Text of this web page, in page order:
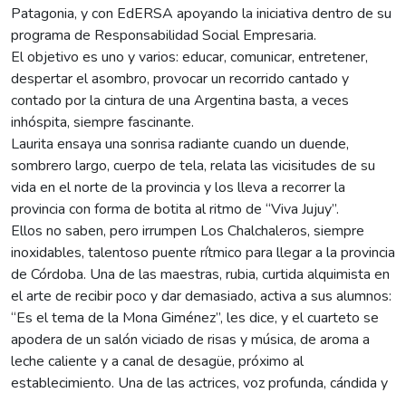
Patagonia, y con EdERSA apoyando la iniciativa dentro de su
programa de Responsabilidad Social Empresaria.
El objetivo es uno y varios: educar, comunicar, entretener,
despertar el asombro, provocar un recorrido cantado y
contado por la cintura de una Argentina basta, a veces
inhóspita, siempre fascinante.
Laurita ensaya una sonrisa radiante cuando un duende,
sombrero largo, cuerpo de tela, relata las vicisitudes de su
vida en el norte de la provincia y los lleva a recorrer la
provincia con forma de botita al ritmo de “Viva Jujuy”.
Ellos no saben, pero irrumpen Los Chalchaleros, siempre
inoxidables, talentoso puente rítmico para llegar a la provincia
de Córdoba. Una de las maestras, rubia, curtida alquimista en
el arte de recibir poco y dar demasiado, activa a sus alumnos:
“Es el tema de la Mona Giménez”, les dice, y el cuarteto se
apodera de un salón viciado de risas y música, de aroma a
leche caliente y a canal de desagüe, próximo al
establecimiento. Una de las actrices, voz profunda, cándida y